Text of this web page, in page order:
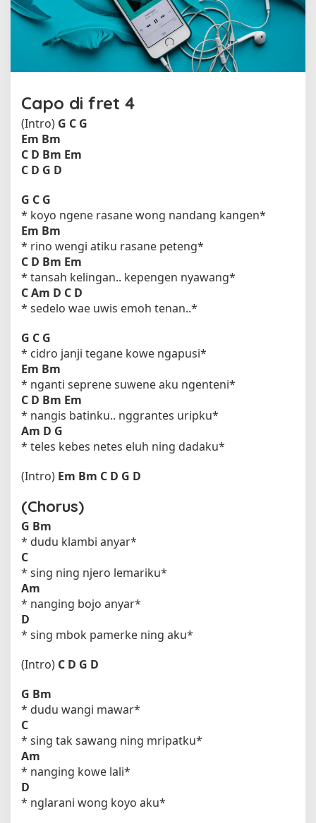
e
h
G
u
o
W
Capo di fret 4
(Intro) G C G
Em Bm
C D Bm Em
C D G D
G C G
* koyo ngene rasane wong nandang kangen*
Em Bm
* rino wengi atiku rasane peteng*
C D Bm Em
* tansah kelingan.. kepengen nyawang*
CAm D C D
* sedelo wae uwis emoh tenan..*
G C G
* cidro janji tegane kowe ngapusi*
Em Bm
* nganti seprene suwene aku ngenteni*
C D Bm Em
* nangis batinku.. nggrantes uripku*
Am D G
* teles kebes netes eluh ning dadaku*
(Intro) Em Bm C D G D
(Chorus)
G Bm
* dudu klambi anyar*
C
* sing ning njero lemariku*
Am
* nanging bojo anyar*
D
* sing mbok pamerke ning aku*
(Intro) C D G D
G Bm
* dudu wangi mawar*
C
* sing tak sawang ning mripatku*
Am
* nanging kowe lali*
D
* nglarani wong koyo aku*